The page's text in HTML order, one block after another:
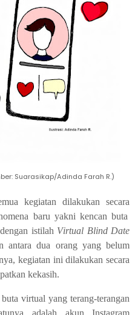
Suarasikap/Adinda Farah R.)
kegiatan dilakukan secara
baru yakni kencan buta
istilah Virtual BlindDate
antara dua orang yang belum
kegiatan ini dilakukan secara
kekasih.
virtual yang terang-terangan
adalah akun Instagram